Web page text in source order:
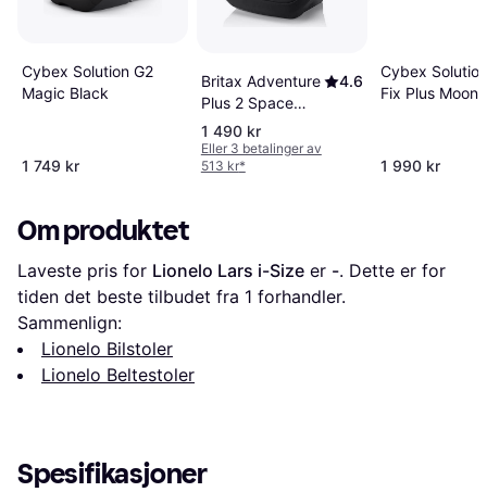
Cybex Solution G2
Magic Black
1 749 kr
Britax Adventure
Plus 2 Space
Black
4.6
1 490 kr
Eller 3 betalinger av
513 kr*
Cybex
Fix Plus Moon
1 990 kr
Om produktet
Laveste pris for Lionelo Lars i-Size er -. Dette er for
tiden det beste tilbudet fra 1 forhandler.
Sammenlign:
Lionelo Bilstoler
Lionelo Beltestoler
Spesifikasjoner